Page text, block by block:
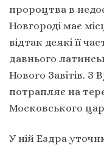
пророцтва в
Новгороді має
відтак деякі її
давнього
Нового Завітів. З
потрапляє на
Московського
У ній Ездра